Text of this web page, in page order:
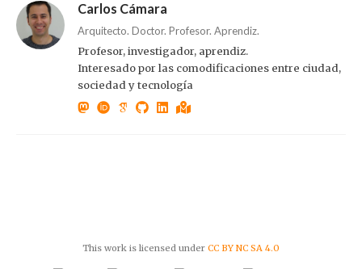
Carlos Cámara
Arquitecto. Doctor. Profesor. Aprendiz.
Profesor, investigador, aprendiz.
Interesado por las comodificaciones entre ciudad,
sociedad y tecnología
This work is licensed under CC BY NC SA 4.0